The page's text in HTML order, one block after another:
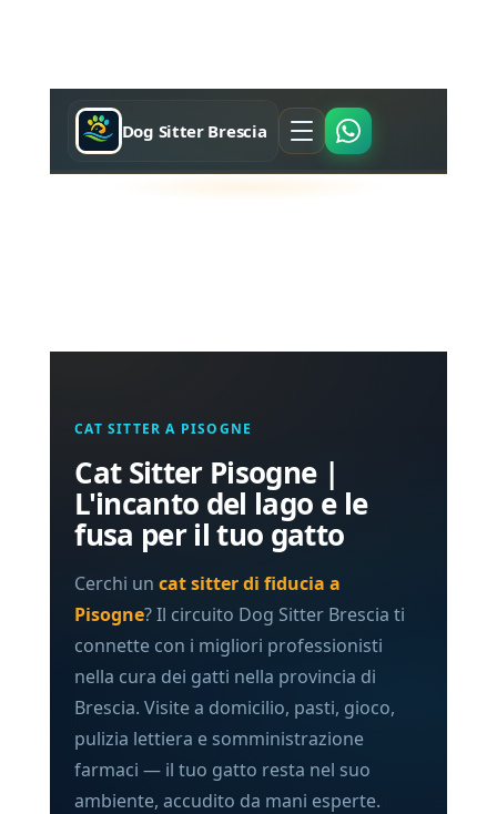
Dog Sitter Brescia
CAT SITTER A PISOGNE
Cat Sitter Pisogne |
L'incanto del lago e le
fusa per il tuo gatto
Cerchi uncat sitter di fiducia a
Pisogne? Il circuito Dog Sitter Brescia ti
connette con i migliori professionisti
nella cura dei gatti nella provincia di
Brescia. Visite a domicilio, pasti, gioco,
pulizia lettiera e somministrazione
farmaci — il tuo gatto resta nel suo
ambiente, accudito da mani esperte.